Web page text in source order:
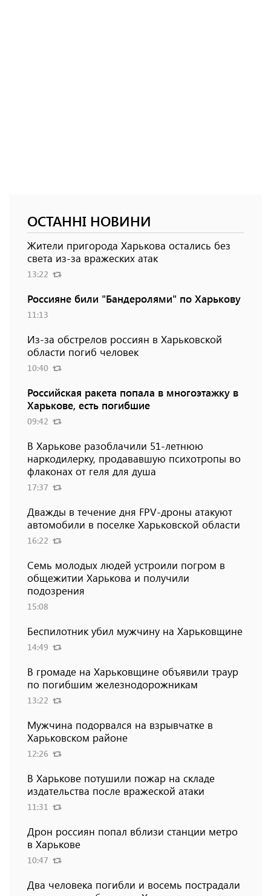
ОСТАННІ НОВИНИ
Жители пригорода Харькова остались без
света из-за вражеских атак
13:22
Россияне били "Бандеролями" по Харькову
11:13
Из-за обстрелов россиян в Харьковской
области погиб человек
10:40
Российская ракета попала в многоэтажку в
Харькове, есть погибшие
09:42
В Харькове разоблачили 51-летнюю
наркодилерку, продававшую психотропы во
флаконах от геля для душа
17:37
Дважды в течение дня FPV-дроны атакуют
автомобили в поселке Харьковской области
16:22
Семь молодых людей устроили погром в
общежитии Харькова и получили
подозрения
15:08
Беспилотник убил мужчину на Харьковщине
14:49
В громаде на Харьковщине объявили траур
по погибшим железнодорожникам
13:22
Мужчина подорвался на взрывчатке в
Харьковском районе
12:26
В Харькове потушили пожар на складе
издательства после вражеской атаки
11:31
Дрон россиян попал вблизи станции метро
в Харькове
10:47
Два человека погибли и восемь пострадали